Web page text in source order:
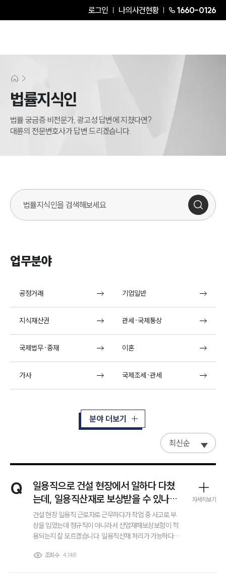
로그인 나의사건현황 1660-0126
법률지식인
법률 궁금증 비전문가, 광고성 답변에 지쳤다면?
대륜의 전문변호사가 답변 드리겠습니다.
법률지식인 검색창
업무분야
공정거래 기업일반
지식재산권 관세·국제통상
국제법무·중재 이혼
가사 국제조세·관세
분야 더보기
최신순
Q
일용직으로 건설 현장에서 일하다 다쳤
는데, 일용직산재로 보상받을 수 있나
요?
건설 현장 일용직 근로자로 근무하다가 작업 중 사고로 부
상을 입었는데 정규직이 아니라서 산업재해보상보험이 적
용되는지 잘 모르겠습니다. 일용직산재 처리가 가능하다고
산정 기준이 어떻게 되는지 궁금합니다.
조회수 4,148
자세히보기